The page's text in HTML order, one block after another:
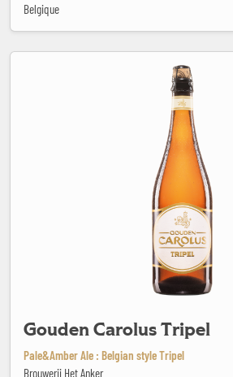
Belgique
Gouden Carolus Tripel
Pale&Amber Ale : Belgian style Tripel
Brouwerij Het Anker